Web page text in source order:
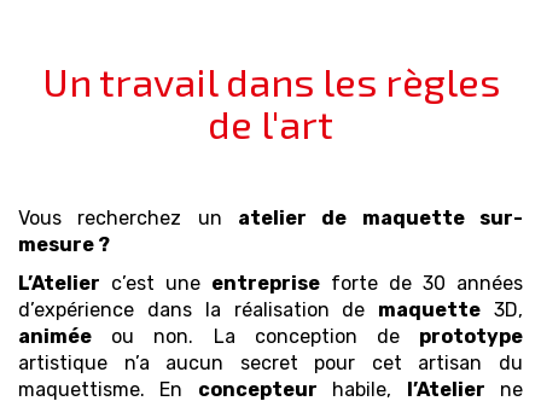
Un travail dans les règles
de l'art
Vous recherchez un atelier de maquette sur-
mesure ?
L’Atelier c’est une entreprise forte de 30 années
d’expérience dans la réalisation de maquette 3D,
animée ou non. La conception de prototype
artistique n’a aucun secret pour cet artisan du
maquettisme. En concepteur habile, l’Atelier ne